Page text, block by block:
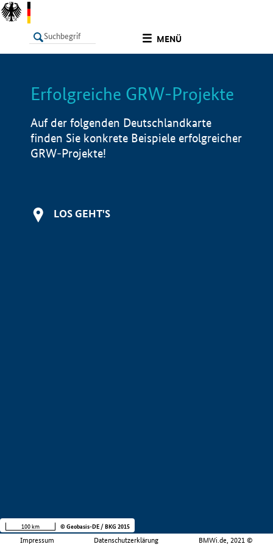
MENÜ
LISTE Info
Erfolgreiche GRW-Projekte
Auf der folgenden Deutschlandkarte
finden Sie konkrete Beispiele erfolgreicher
GRW-Projekte!
LOS GEHT'S
Impressum Datenschutzerklärung BMWi.de, 2021 ©
100 km © Geobasis-DE / BKG 2015